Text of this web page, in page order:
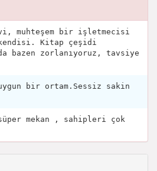
muhteşem bir işletmecisi
kendisi. Kitap çeşidi
bazen zorlanıyoruz, tavsiye
bir ortam.Sessiz sakin
mekan , sahipleri çok